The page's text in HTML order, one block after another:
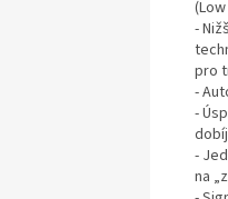
-
pro
-
-
-
na